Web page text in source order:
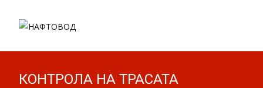
КОНТРОЛА НА ТРАСАТА